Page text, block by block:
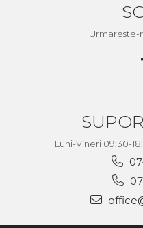
Urmareste-
Luni-Vineri 09:30-